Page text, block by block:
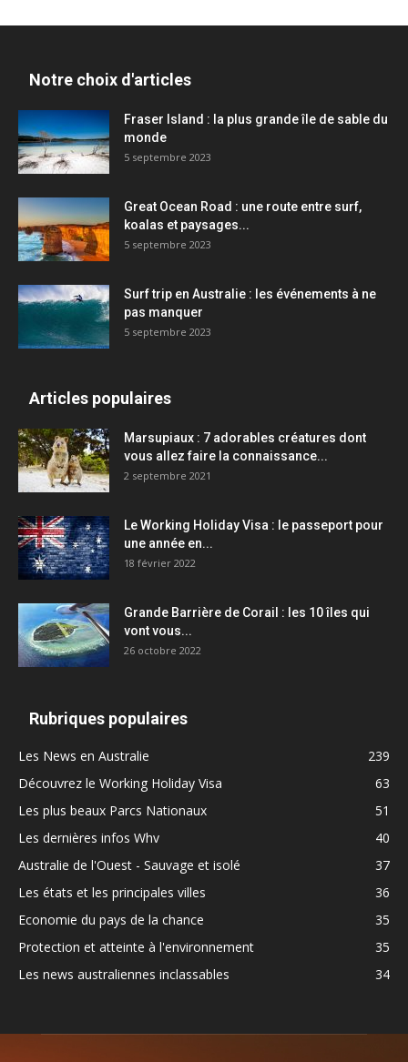
Notre choix d'articles
Fraser Island : la plus grande île de sable du
monde
5 septembre 2023
Great Ocean Road : une route entre surf,
koalas et paysages...
5 septembre 2023
Surf trip en Australie : les événements à ne
pas manquer
5 septembre 2023
Articles populaires
Marsupiaux : 7 adorables créatures dont
vous allez faire la connaissance...
2 septembre 2021
Le Working Holiday Visa : le passeport pour
une année en...
18 février 2022
Grande Barrière de Corail : les 10 îles qui
vont vous...
26 octobre 2022
Rubriques populaires
Les News en Australie
239
Découvrez le Working Holiday Visa
63
Les plus beaux Parcs Nationaux
51
Les dernières infos Whv
40
Australie de l'Ouest - Sauvage et isolé
37
Les états et les principales villes
36
Economie du pays de la chance
35
Protection et atteinte à l'environnement
35
Les news australiennes inclassables
34